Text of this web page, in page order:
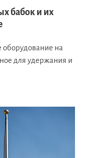
бабок и их
оборудование на
для удержания и